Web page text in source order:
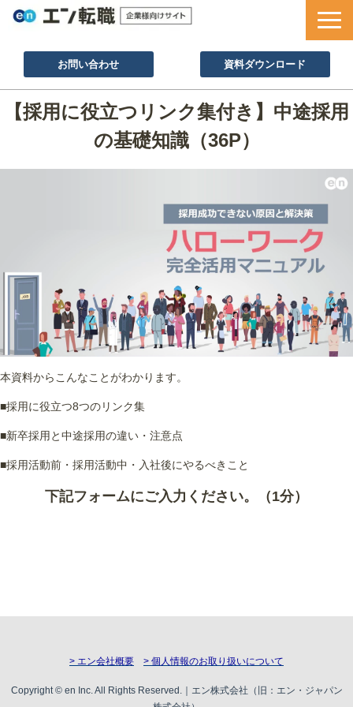
お問い合わせ 資料ダウンロード
サービス一覧
採用ノウハウ
お役立ち資料
【採用に役立つリンク集付き】中途採用
の基礎知識（36P）
本資料からこんなことがわかります。
■採用に役立つ8つのリンク集
■新卒採用と中途採用の違い・注意点
■採用活動前・採用活動中・入社後にやるべきこと
下記フォームにご入力ください。（1分）
> エン会社概要 > 個人情報のお取り扱いについて
Copyright © en Inc. All Rights Reserved.｜エン株式会社（旧：エン・ジャパン